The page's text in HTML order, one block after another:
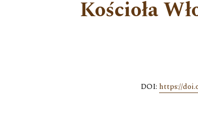
Kościoła
DOI: https://